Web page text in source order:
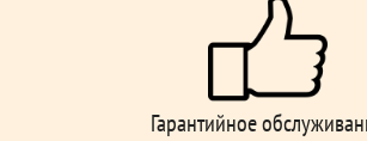
Гарантийное